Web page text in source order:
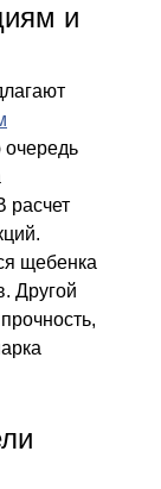
и
очередь
расчет
щебенка
Другой